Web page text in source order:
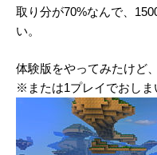
取り分が70%なんで、
い。
体験版をやってみたけど
※または1プレイでおしま